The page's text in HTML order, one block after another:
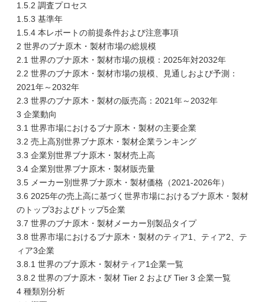
1.5.2 調査プロセス
1.5.3 基準年
1.5.4 本レポートの前提条件および注意事項
2 世界のブナ原木・製材市場の総規模
2.1 世界のブナ原木・製材市場の規模：2025年対2032年
2.2 世界のブナ原木・製材市場の規模、見通しおよび予測：
2021年～2032年
2.3 世界のブナ原木・製材の販売高：2021年～2032年
3 企業動向
3.1 世界市場におけるブナ原木・製材の主要企業
3.2 売上高別世界ブナ原木・製材企業ランキング
3.3 企業別世界ブナ原木・製材売上高
3.4 企業別世界ブナ原木・製材販売量
3.5 メーカー別世界ブナ原木・製材価格（2021-2026年）
3.6 2025年の売上高に基づく世界市場におけるブナ原木・製材
のトップ3およびトップ5企業
3.7 世界のブナ原木・製材メーカー別製品タイプ
3.8 世界市場におけるブナ原木・製材のティア1、ティア2、テ
ィア3企業
3.8.1 世界のブナ原木・製材ティア1企業一覧
3.8.2 世界のブナ原木・製材 Tier 2 および Tier 3 企業一覧
4 種類別分析